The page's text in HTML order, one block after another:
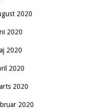
2020
2020
2020
2020
2020
2020